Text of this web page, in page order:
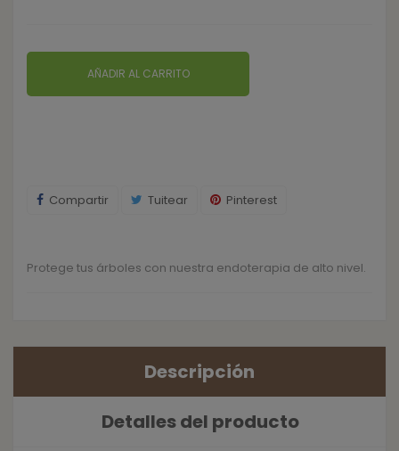
AÑADIR AL CARRITO
Compartir Tuitear Pinterest
Protege tus árboles con nuestra endoterapia de alto nivel.
Descripción
Detalles del producto